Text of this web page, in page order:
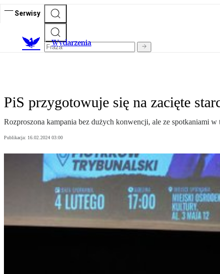
Serwisy
Wydarzenia
PiS przygotowuje się na zacięte
Rozproszona kampania bez dużych konwencji, ale ze spotkaniami
Publikacja: 16.02.2024 03:00